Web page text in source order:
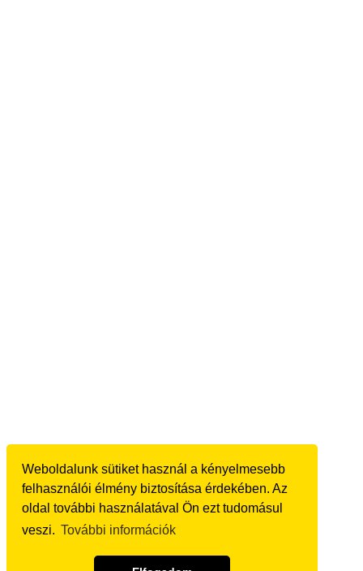
Weboldalunk sütiket használ a kényelmesebb
felhasználói élmény biztosítása érdekében. Az
oldal további használatával Ön ezt tudomásul
veszi. További információk